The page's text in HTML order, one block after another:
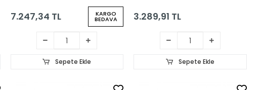
Destekli Taşınabilir Oyun
Konsolu Beyaz
7.247,34 TL KARGO
BEDAVA
Sepete Ekle
Kablosuz Beyaz
3.289,91 TL
Sepete Ekle